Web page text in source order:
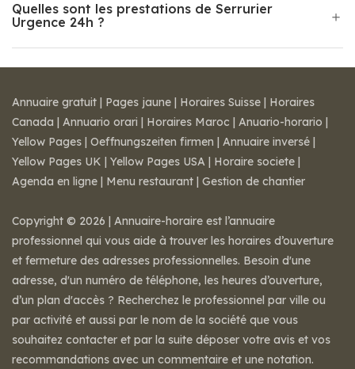
Quelles sont les prestations de Serrurier
Urgence 24h ?
Annuaire gratuit | Pages jaune | Horaires Suisse | Horaires
Canada | Annuario orari | Horaires Maroc | Anuario-horario |
Yellow Pages | Oeffnungszeiten firmen | Annuaire inversé |
Yellow Pages UK | Yellow Pages USA | Horaire societe |
Agenda en ligne | Menu restaurant | Gestion de chantier
Copyright © 2026 | Annuaire-horaire est l’annuaire
professionnel qui vous aide à trouver les horaires d’ouverture
et fermeture des adresses professionnelles. Besoin d'une
adresse, d'un numéro de téléphone, les heures d’ouverture,
d’un plan d'accès ? Recherchez le professionnel par ville ou
par activité et aussi par le nom de la société que vous
souhaitez contacter et par la suite déposer votre avis et vos
recommandations avec un commentaire et une notation.